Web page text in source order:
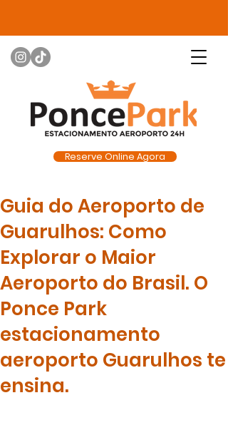
Reserve Online Agora
Guia do Aeroporto de
Guarulhos: Como
Explorar o Maior
Aeroporto do Brasil. O
Ponce Park
estacionamento
aeroporto Guarulhos te
ensina.